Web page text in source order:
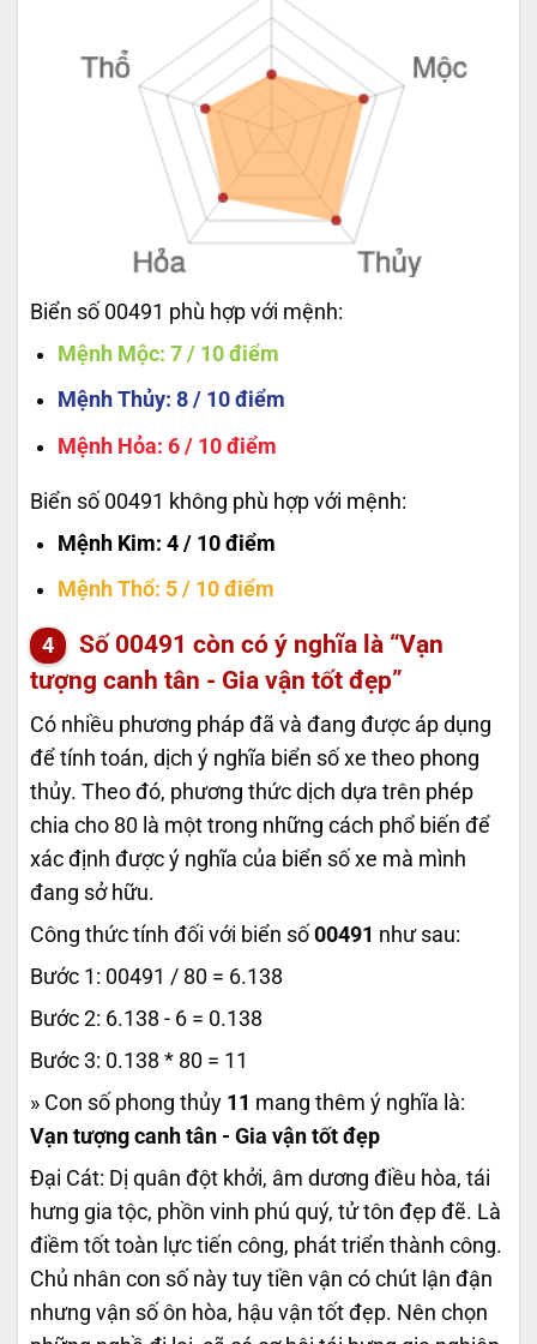
Biển số 00491 phù hợp với mệnh:
Mệnh Mộc: 7 / 10 điểm
Mệnh Thủy: 8 / 10 điểm
Mệnh Hỏa: 6 / 10 điểm
Biển số 00491 không phù hợp với mệnh:
Mệnh Kim: 4 / 10 điểm
Mệnh Thổ: 5 / 10 điểm
Số 00491 còn có ý nghĩa là “Vạn
tượng canh tân - Gia vận tốt đẹp”
Có nhiều phương pháp đã và đang được áp dụng
để tính toán, dịch ý nghĩa biển số xe theo phong
thủy. Theo đó, phương thức dịch dựa trên phép
chia cho 80 là một trong những cách phổ biến để
xác định được ý nghĩa của biển số xe mà mình
đang sở hữu.
Công thức tính đối với biển số 00491 như sau:
Bước 1: 00491 / 80 = 6.138
Bước 2: 6.138 - 6 = 0.138
Bước 3: 0.138 * 80 = 11
» Con số phong thủy 11 mang thêm ý nghĩa là:
Vạn tượng canh tân - Gia vận tốt đẹp
Đại Cát: Dị quân đột khởi, âm dương điều hòa, tái
hưng gia tộc, phồn vinh phú quý, tử tôn đẹp đẽ. Là
điềm tốt toàn lực tiến công, phát triển thành công.
Chủ nhân con số này tuy tiền vận có chút lận đận
nhưng vận số ôn hòa, hậu vận tốt đẹp. Nên chọn